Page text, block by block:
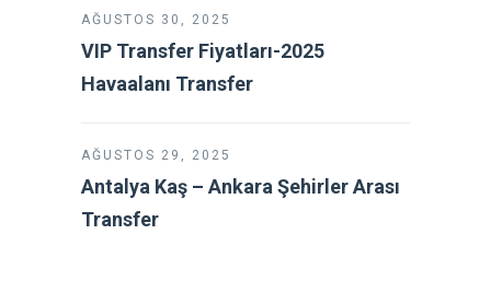
AĞUSTOS 30, 2025
VIP Transfer Fiyatları-2025
Havaalanı Transfer
AĞUSTOS 29, 2025
Antalya Kaş – Ankara Şehirler Arası
Transfer